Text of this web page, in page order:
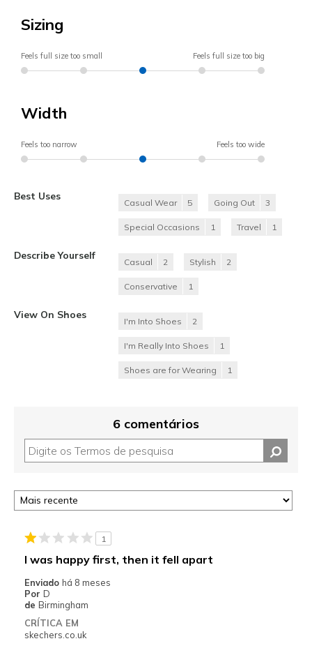
Sizing
Feels full size too small Feels full size too big
Width
Feels too narrow Feels too wide
Best Uses
Casual Wear 5 Going Out 3
Special Occasions 1 Travel 1
Describe Yourself
Casual 2 Stylish 2
Conservative 1
View On Shoes
I'm Into Shoes 2
I'm Really Into Shoes 1
Shoes are for Wearing 1
6 comentários
1
I was happy first, then it fell apart
Enviado há 8 meses
Por D
de Birmingham
CRÍTICA EM
skechers.co.uk